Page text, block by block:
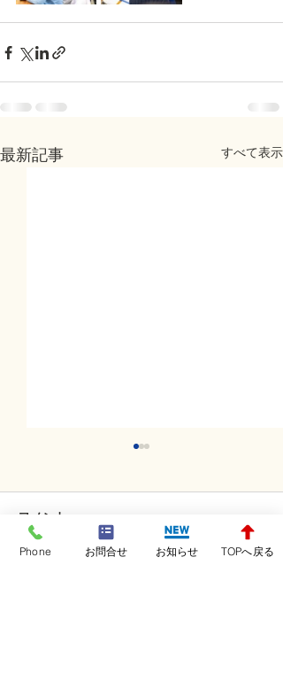
最新記事 すべて表示
コメント
Phone お問合せ お知らせ TOPへ戻る